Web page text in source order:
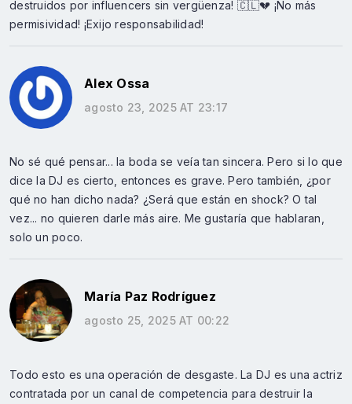
destruidos por influencers sin vergüenza! 🇨🇱💔 ¡No más
permisividad! ¡Exijo responsabilidad!
Alex Ossa
agosto 23, 2025 AT 23:17
No sé qué pensar... la boda se veía tan sincera. Pero si lo que
dice la DJ es cierto, entonces es grave. Pero también, ¿por
qué no han dicho nada? ¿Será que están en shock? O tal
vez... no quieren darle más aire. Me gustaría que hablaran,
solo un poco.
María Paz Rodríguez
agosto 25, 2025 AT 00:22
Todo esto es una operación de desgaste. La DJ es una actriz
contratada por un canal de competencia para destruir la